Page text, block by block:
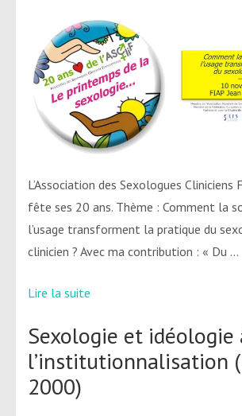
L’Association des Sexologues Cliniciens
fête ses 20 ans. Thème : Comment la
l’usage transforment la pratique du
clinicien ? Avec ma contribution : « Du …
Lire la suite
Sexologie et idéologie
l’institutionnalisation
2000)